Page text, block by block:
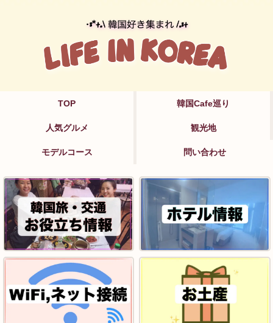
TOP 韓国Cafe巡り
人気グルメ 観光地
モデルコース 問い合わせ